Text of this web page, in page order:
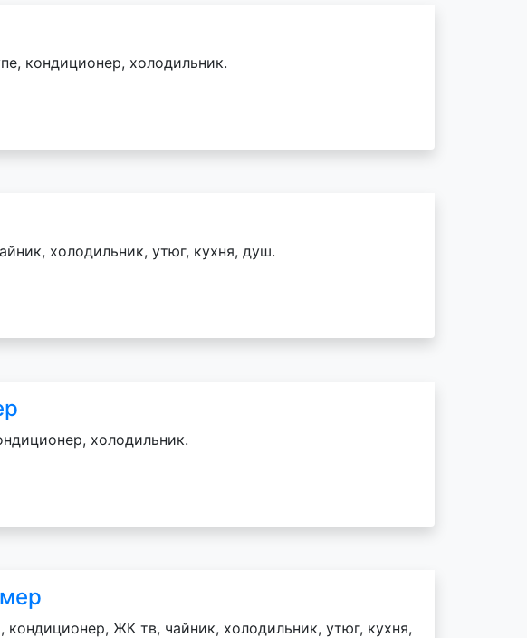
кондиционер, холодильник.
холодильник, утюг, кухня, душ.
холодильник.
кондиционер, ЖК тв, чайник, холодильник, утюг, кухня,